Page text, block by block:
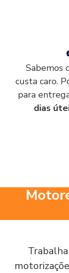
Sabemos
custa caro.
para
dias